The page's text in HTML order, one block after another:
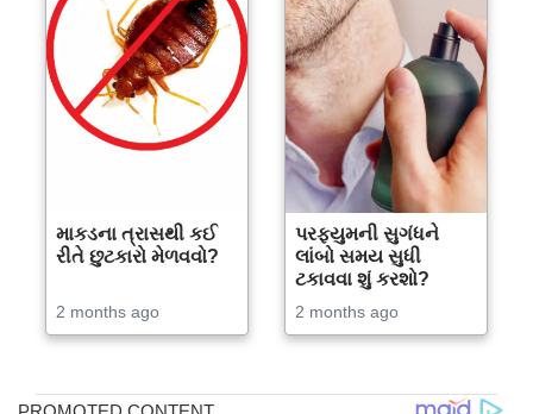
માકડના ત્રાસથી કઈ
રીતે છુટકારો મેળવવો?
2 months ago
પરફ્યુમની સુગંધને
લાંબો સમય સુધી
ટકાવવા શું કરશો?
2 months ago